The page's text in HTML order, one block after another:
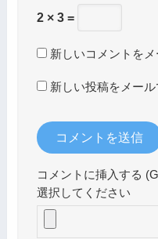
2 × 3 =
新しいコメントを
新しい投稿をメー
コメントに挿入する
選択してください